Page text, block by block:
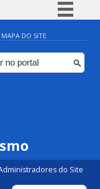
Simplifique!
BR
Participe
MAPA DO SITE
do Site